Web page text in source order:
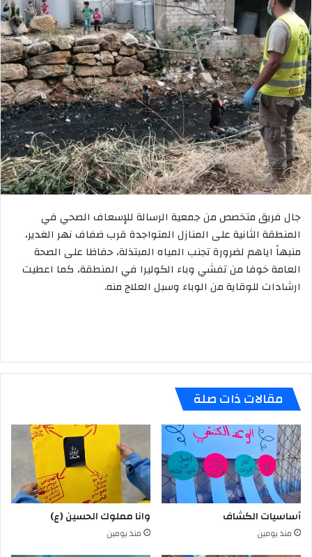
جال فريق متخصص من جمعية الرسالة للإسعاف الصحي في
المنطقة الثانية على المنازل المتواجدة قرب ضفاف نهر الغدير،
منبهاً اياهم لضرورة تجنب المياه المبتذلة، حفاظا على الصحة
العامة خوفا من تفشي وباء الكوليرا في المنطقة، كما اعطيت
ارشادات للوقاية من الوباء وسبل العلاج منه.
مقالات ذات صلة
أساسيات الكشاف
منذ يومين
وانا مملوك الحسين (ع)
منذ يومين